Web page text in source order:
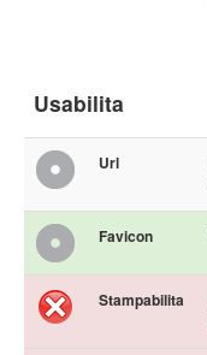
Usabilita
Url
Favicon
Stampabilita